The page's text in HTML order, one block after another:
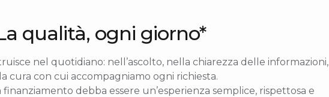
qualità, ogni giorno*
nel quotidiano: nell’ascolto, nella chiarezza delle informazioni,
cura con cui accompagniamo ogni richiesta.
debba essere un’esperienza semplice, rispettosa e